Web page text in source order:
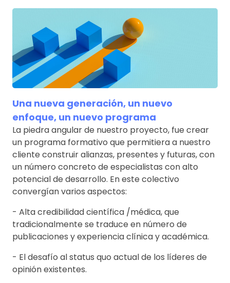
Una nueva generación, un nuevo
enfoque, un nuevo programa
La piedra angular de nuestro proyecto, fue crear
un programa formativo que permitiera a nuestro
cliente construir alianzas, presentes y futuras, con
un número concreto de especialistas con alto
potencial de desarrollo. En este colectivo
convergían varios aspectos:
- Alta credibilidad científica /médica, que
tradicionalmente se traduce en número de
publicaciones y experiencia clínica y académica.
- El desafío al status quo actual de los líderes de
opinión existentes.